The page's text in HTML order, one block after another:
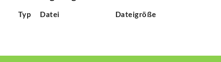
Typ Datei Dateigröße